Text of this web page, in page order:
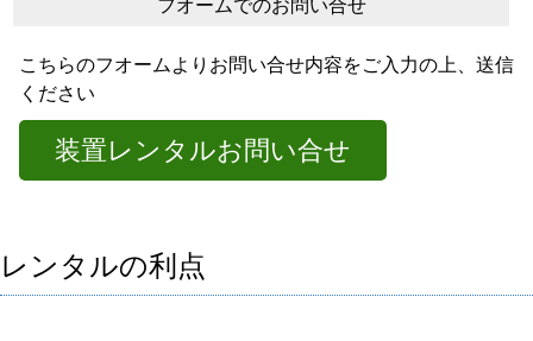
フオームでのお問い合せ
こちらのフオームよりお問い合せ内容をご入力の上、送信
ください
装置レンタルお問い合せ
レンタルの利点